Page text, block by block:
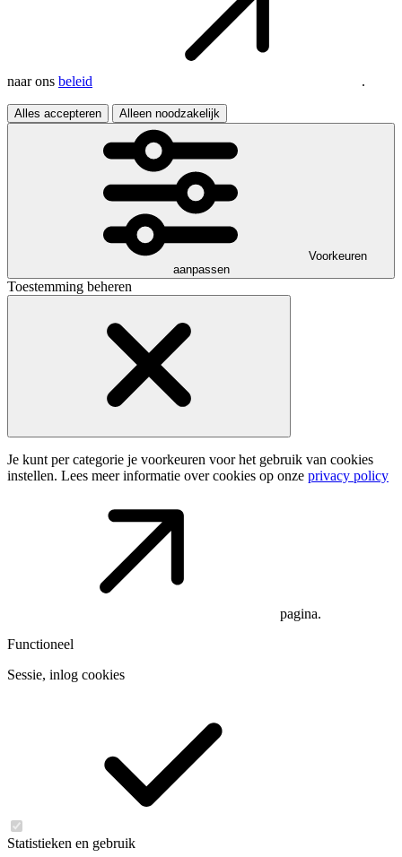
naar ons beleid .
Alles accepteren Alleen noodzakelijk
Voorkeuren
aanpassen
Toestemming beheren
Je kunt per categorie je voorkeuren voor het gebruik van cookies
instellen. Lees meer informatie over cookies op onze privacy policy
pagina.
Functioneel
Sessie, inlog cookies
Statistieken en gebruik